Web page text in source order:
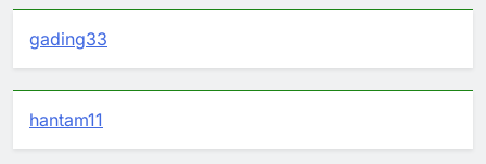
gading33
hantam11